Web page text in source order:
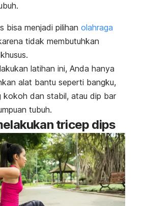
bisa menjadi pilihan olahraga
tidak membutuhkan
latihan ini, Anda hanya
alat bantu seperti bangku,
kokoh dan stabil, atau dip bar
tubuh.
tricep dips